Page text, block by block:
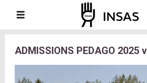
ADMISSIONS PEDAGO 2025